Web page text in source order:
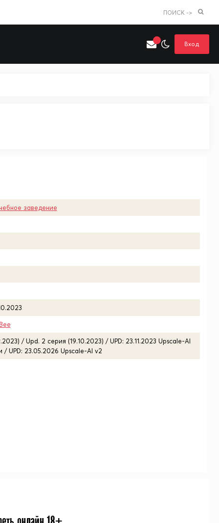
ПОИСК ->
Вход
заведение
/ Upd. 2 серия (19.10.2023) / UPD: 23.11.2023 Upscale-AI
/ UPD: 23.05.2026 Upscale-AI v2